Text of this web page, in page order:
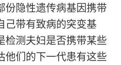
份隐性遗传病基因携带
己带有致病的突变基
检测夫妇是否携带某些
他们的下一代患有这些